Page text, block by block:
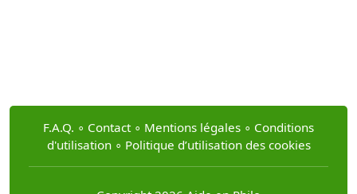
F.A.Q. ∘ Contact ∘ Mentions légales ∘ Conditions
d'utilisation∘ Politique d’utilisation des cookies